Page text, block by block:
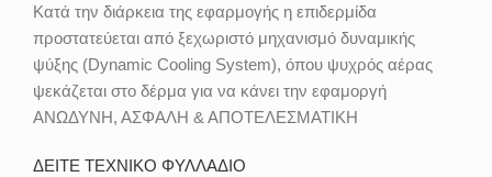
Κατά την διάρκεια της εφαρμογής η επιδερμίδα
προστατεύεται από ξεχωριστό μηχανισμό δυναμικής
ψύξης (Dynamic Cooling System), όπου ψυχρός αέρας
ψεκάζεται στο δέρμα για να κάνει την εφαμοργή
ΑΝΩΔΥΝΗ, ΑΣΦΑΛΗ & ΑΠΟΤΕΛΕΣΜΑΤΙΚΗ
ΔΕΙΤΕ ΤΕΧΝΙΚΟ ΦΥΛΛΑΔΙΟ